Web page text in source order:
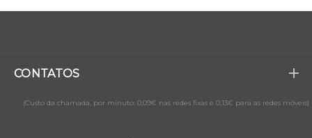
CONTATOS
(Custo da chamada, por minuto: 0,09€ nas redes fixas e 0,13€ para as redes móveis)